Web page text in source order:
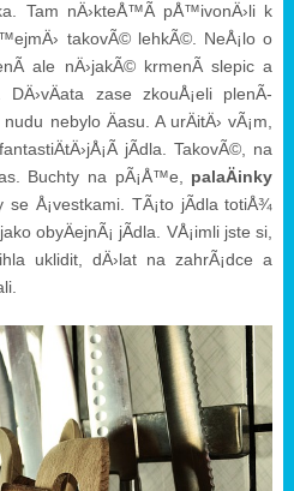
Tam nÄ›kteÅ™Ã­ pÅ™ivonÄ›li k
takovÃ© lehkÃ©. NeÅ¡lo o
ale nÄ›jakÃ© krmenÃ­ slepic a
zase zkouÅ¡eli plenÃ­
nebylo Äasu. A urÄitÄ› vÃ¡m,
jÃ­dla. TakovÃ©, na
Buchty na pÃ¡Å™e, palaÄinky
se Å¡vestkami. TÃ¡to jÃ­dla totiÅ¾
obyÄejnÃ¡ jÃ­dla. VÅ¡imli jste si,
uklidit, dÄ›lat na zahrÃ¡dce a